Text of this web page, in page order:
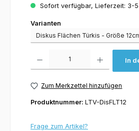
Sofort verfügbar, Lieferzeit: 3-
Varianten
Varianten
In
Zum Merkzettel hinzufügen
Produktnummer: LTV-DisFLT12
Frage zum Artikel?